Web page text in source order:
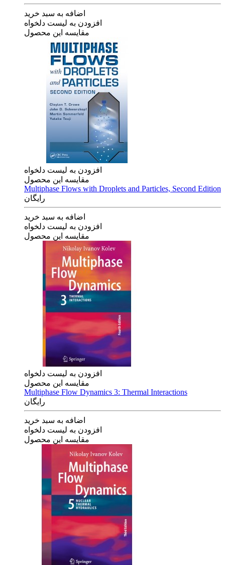
اضافه به سبد خرید
افزودن به لیست دلخواه
مقایسه این محصول
افزودن به لیست دلخواه
مقایسه این محصول
Multiphase Flows with Droplets and Particles, Second Edition
رایگان
اضافه به سبد خرید
افزودن به لیست دلخواه
مقایسه این محصول
افزودن به لیست دلخواه
مقایسه این محصول
Multiphase Flow Dynamics 3: Thermal Interactions
رایگان
اضافه به سبد خرید
افزودن به لیست دلخواه
مقایسه این محصول